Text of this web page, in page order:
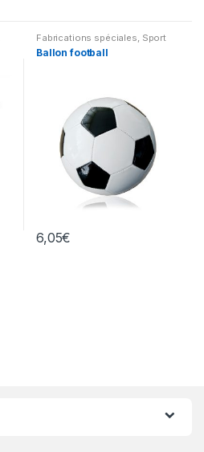
Fabrications spéciales, Sport
Ballon football
6,05€